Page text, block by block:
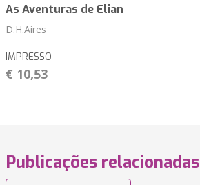
As Aventuras de Elian
D.H.Aires
IMPRESSO
€ 10,53
Publicações relacionadas